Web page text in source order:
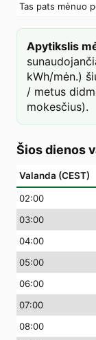
Tas pats mėnuo
Apytikslis
kWh/mėn.)
/ metus
mokesčius).
Šios dienos
Valanda (CEST)
02:00
03:00
04:00
05:00
06:00
07:00
08:00